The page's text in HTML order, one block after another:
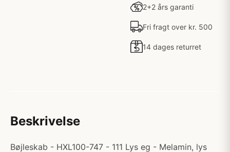
2+2 års garanti
Fri fragt over kr. 500
14 dages returret
Beskrivelse
Bøjleskab - HXL100-747 - 111 Lys eg - Melamin, lys